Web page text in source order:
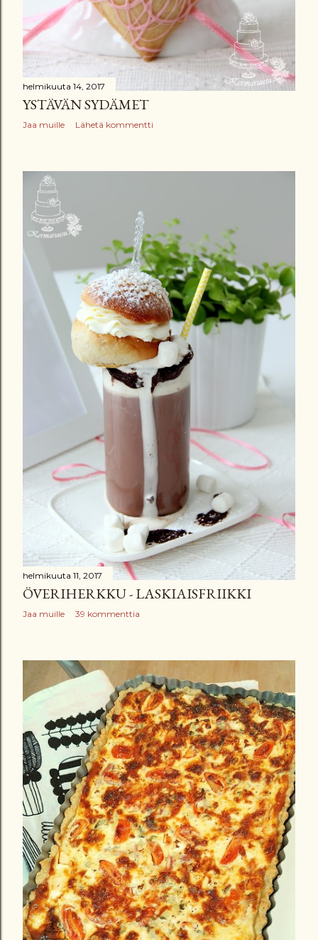
helmikuuta 14, 2017
YSTÄVÄN SYDÄMET
Jaa muille Lähetä kommentti
helmikuuta 11, 2017
ÖVERIHERKKU - LASKIAISFRIIKKI
Jaa muille 39 kommenttia